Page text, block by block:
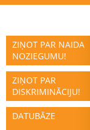
ZIŅOT PAR NAIDA
NOZIEGUMU!
ZIŅOT PAR
DISKRIMINĀCIJU!
DATUBĀZE